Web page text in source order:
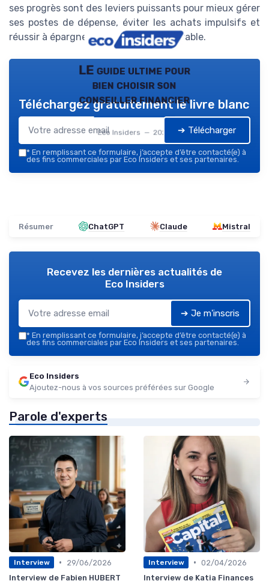
ses progrès sont des leviers puissants pour mieux gérer
ses postes de dépense, éviter les achats impulsifs et
réussir à épargner argent de façon durable.
LE guide ultime pour
bien choisir son
conseiller financier
Eco Insiders — 2026
Téléchargez gratuitement le livre blanc
➔ Télécharger
* En remplissant ce formulaire, j’accepte d’être contacté(e) à
des fins commerciales par Eco Insiders et ses partenaires.
Résumer ChatGPT Claude Mistral
Recevez les dernières actualités de
Eco Insiders
➔ Je m'inscris
* En remplissant ce formulaire, j’accepte d’être contacté(e) à
des fins commerciales par Eco Insiders et ses partenaires.
Eco Insiders
Ajoutez-nous à vos sources préférées sur Google
Parole d'experts
Interview •
29/06/2026
Interview de Fabien HUBERT
Interview • 02/04/2026
Interview de Katia Finances